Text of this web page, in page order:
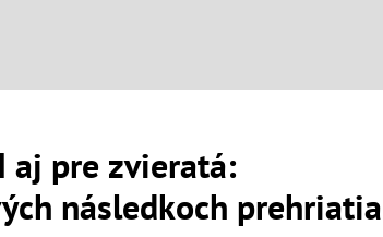
aj pre zvieratá:
následkoch prehriatia